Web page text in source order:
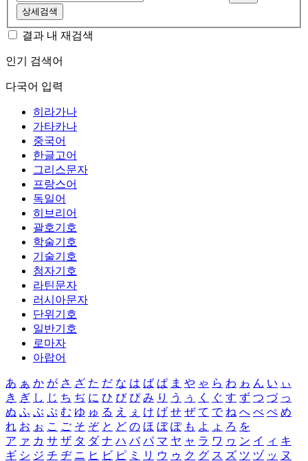
상세검색
결과 내 재검색
인기 검색어
다국어 입력
히라가나
가타카나
중국어
한글고어
그리스문자
프랑스어
독일어
히브리어
괄호기호
학술기호
기술기호
첨자기호
라틴문자
러시아문자
단위기호
일반기호
로마자
아랍어
あ ぁ か が さ ざ た だ な は ば ぱ ま や ゃ ら わ ゎ ん い ぃ
き ぎ し じ ち ぢ に ひ び ぴ み り う ぅ く ぐ す ず つ づ っ
ぬ ふ ぶ ぷ む ゆ ゅ る え ぇ け げ せ ぜ て で ね へ べ ぺ め
れ お ぉ こ ご そ ぞ と ど の ほ ぼ ぽ も よ ょ ろ を
ア ァ カ サ ザ タ ダ ナ ハ バ パ マ ヤ ャ ラ ワ ヮ ン イ ィ キ
ギ シ ジ チ ヂ ニ ヒ ビ ピ ミ リ ウ ゥ ク グ ス ズ ツ ヅ ッ ヌ